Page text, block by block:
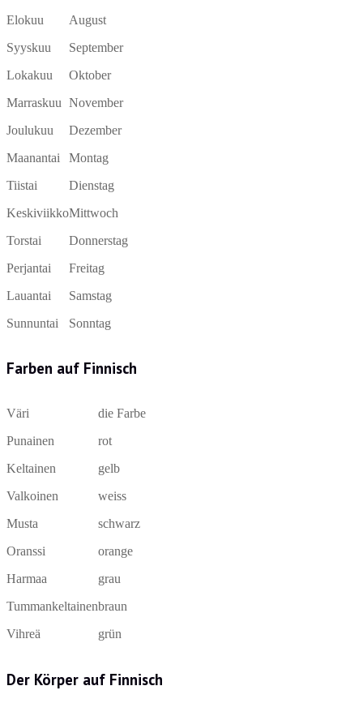
Elokuu
Syyskuu
Lokakuu
Marraskuu
Joulukuu
Maanantai
Tiistai
Keskiviikko
Torstai
Perjantai
Lauantai
Sunnuntai
August
September
Oktober
November
Dezember
Montag
Dienstag
Mittwoch
Donnerstag
Freitag
Samstag
Sonntag
Farben auf Finnisch
Väri
Punainen
Keltainen
Valkoinen
Musta
Oranssi
Harmaa
Tummankeltainen
Vihreä
die Farbe
rot
gelb
weiss
schwarz
orange
grau
braun
grün
Der Körper auf Finnisch